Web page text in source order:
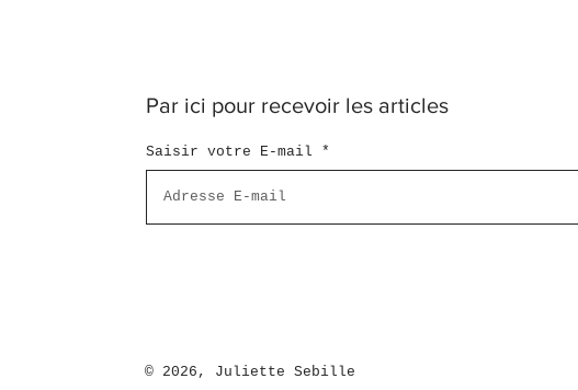
Par ici pour recevoir les articles
Saisir votre E-mail
© 2026, Juliette Sebille